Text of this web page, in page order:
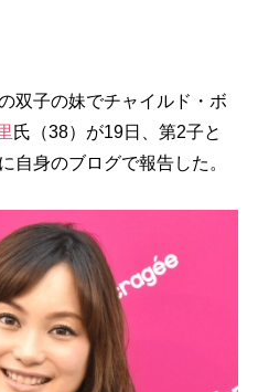
の双子の妹でチャイルド・ボ
氏（38）が19日、第2子と
自身のブログで報告した。